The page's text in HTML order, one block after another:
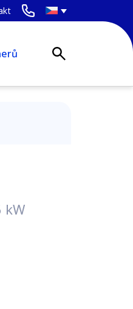
kW